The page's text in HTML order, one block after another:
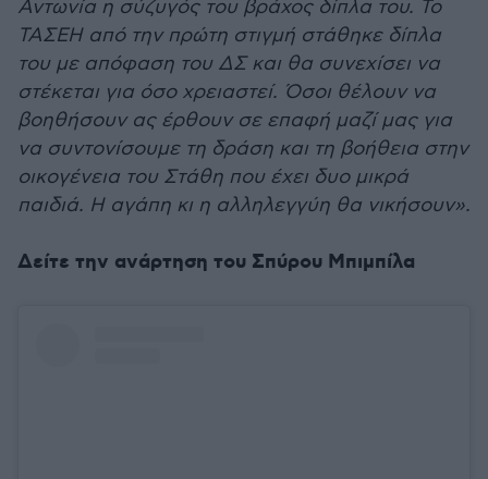
Αντωνία η σύζυγός του βράχος δίπλα του. Το
ΤΑΣΕΗ από την πρώτη στιγμή στάθηκε δίπλα
του με απόφαση του ΔΣ και θα συνεχίσει να
στέκεται για όσο χρειαστεί. Όσοι θέλουν να
βοηθήσουν ας έρθουν σε επαφή μαζί μας για
να συντονίσουμε τη δράση και τη βοήθεια στην
οικογένεια του Στάθη που έχει δυο μικρά
παιδιά. Η αγάπη κι η αλληλεγγύη θα νικήσουν».
Δείτε την ανάρτηση του Σπύρου Μπιμπίλα